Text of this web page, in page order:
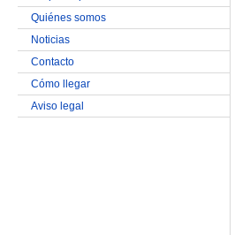
Quiénes somos
Noticias
Contacto
Cómo llegar
Aviso legal